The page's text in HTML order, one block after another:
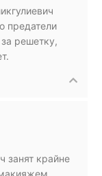
предатели
решетку,
занят крайне